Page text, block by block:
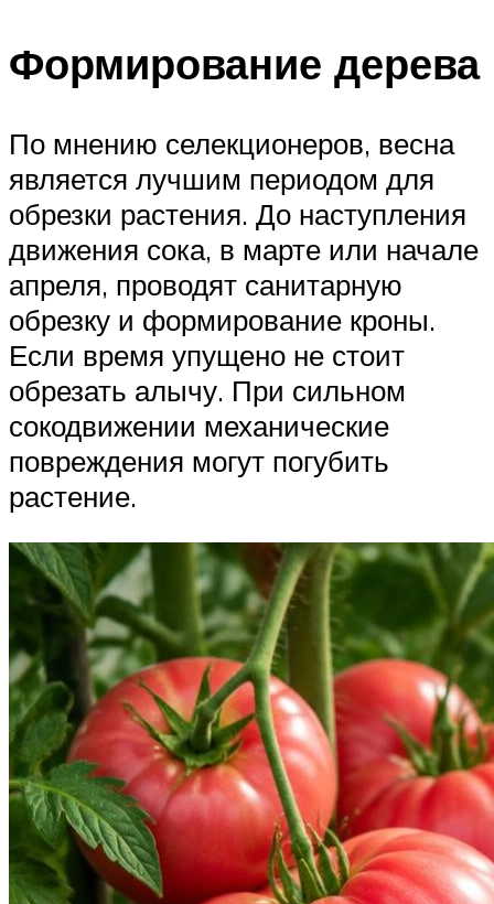
Формирование дерева
По мнению селекционеров, весна
является лучшим периодом для
обрезки растения. До наступления
движения сока, в марте или начале
апреля, проводят санитарную
обрезку и формирование кроны.
Если время упущено не стоит
обрезать алычу. При сильном
сокодвижении механические
повреждения могут погубить
растение.